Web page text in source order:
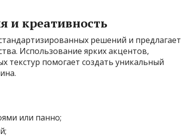
и креативность
решений и предлагает
Использование ярких акцентов,
текстур помогает создать уникальный
или панно;